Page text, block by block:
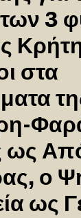
των 3
στα
ως
ο
ως